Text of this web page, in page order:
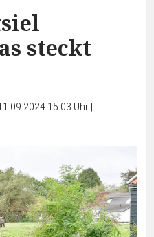
steckt
15:03 Uhr|